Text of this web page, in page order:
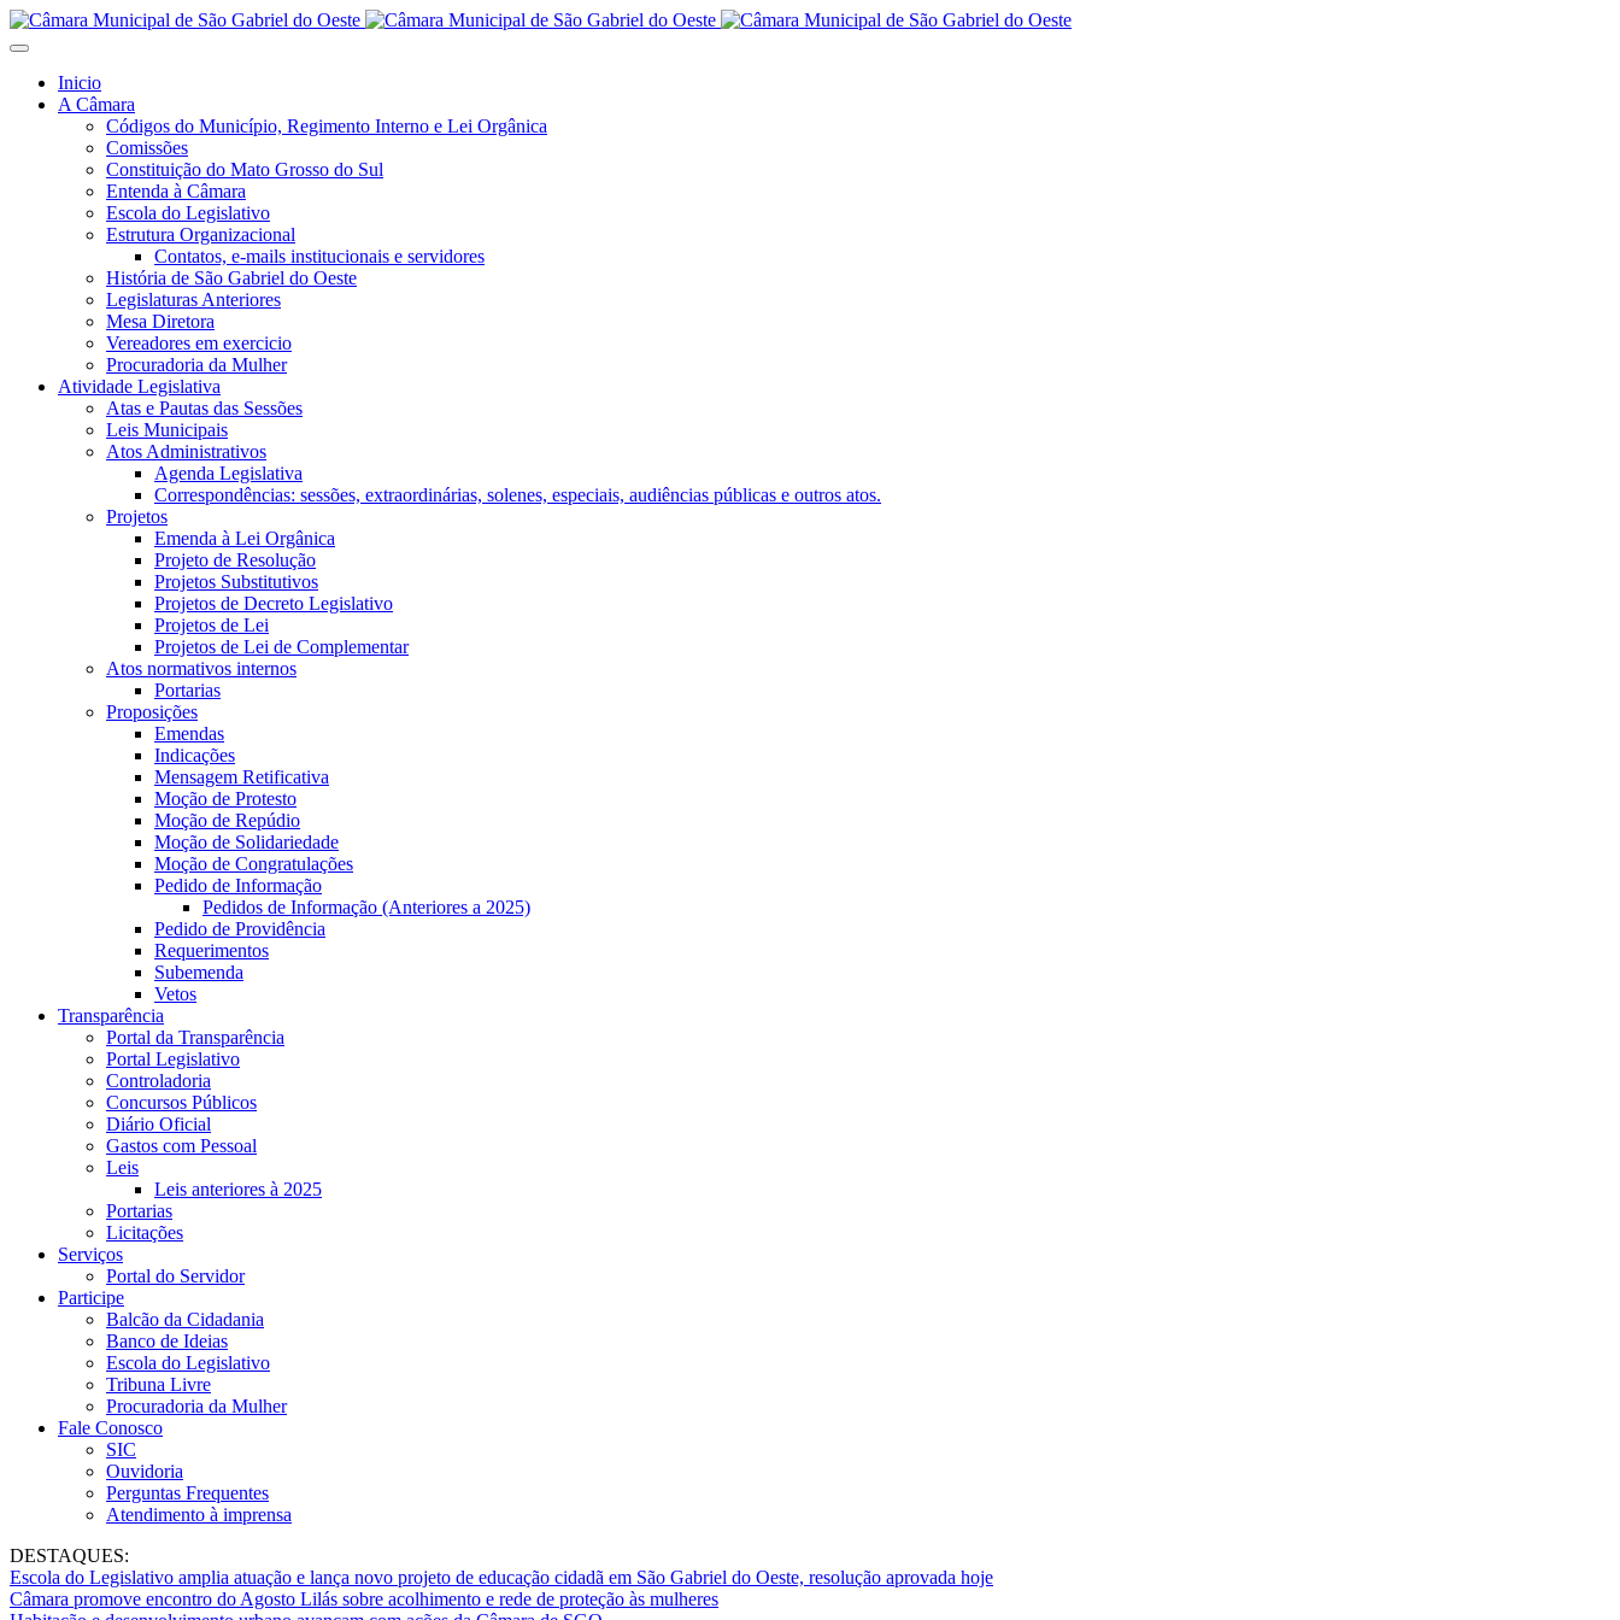
Inicio
A Câmara
Códigos do Município, Regimento Interno e Lei Orgânica
Comissões
Constituição do Mato Grosso do Sul
Entenda à Câmara
Escola do Legislativo
Estrutura Organizacional
Contatos, e-mails institucionais e servidores
História de São Gabriel do Oeste
Legislaturas Anteriores
Mesa Diretora
Vereadores em exercicio
Procuradoria da Mulher
Atividade Legislativa
Atas e Pautas das Sessões
Leis Municipais
Atos Administrativos
Agenda Legislativa
Correspondências: sessões, extraordinárias, solenes, especiais, audiências públicas e outros atos.
Projetos
Emenda à Lei Orgânica
Projeto de Resolução
Projetos Substitutivos
Projetos de Decreto Legislativo
Projetos de Lei
Projetos de Lei de Complementar
Atos normativos internos
Portarias
Proposições
Emendas
Indicações
Mensagem Retificativa
Moção de Protesto
Moção de Repúdio
Moção de Solidariedade
Moção de Congratulações
Pedido de Informação
Pedidos de Informação (Anteriores a 2025)
Pedido de Providência
Requerimentos
Subemenda
Vetos
Transparência
Portal da Transparência
Portal Legislativo
Controladoria
Concursos Públicos
Diário Oficial
Gastos com Pessoal
Leis
Leis anteriores à 2025
Portarias
Licitações
Serviços
Portal do Servidor
Participe
Balcão da Cidadania
Banco de Ideias
Escola do Legislativo
Tribuna Livre
Procuradoria da Mulher
Fale Conosco
SIC
Ouvidoria
Perguntas Frequentes
Atendimento à imprensa
DESTAQUES:
Escola do Legislativo amplia atuação e lança novo projeto de educação cidadã em São Gabriel do Oeste, resolução aprovada hoje
Câmara promove encontro do Agosto Lilás sobre acolhimento e rede de proteção às mulheres